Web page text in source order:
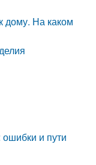
дому. На каком
и пути